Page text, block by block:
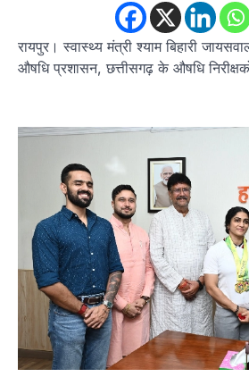
रायपुर। स्वास्थ्य मंत्री श्याम बिहारी
औषधि प्रशासन, छत्तीसगढ़ के औषधि